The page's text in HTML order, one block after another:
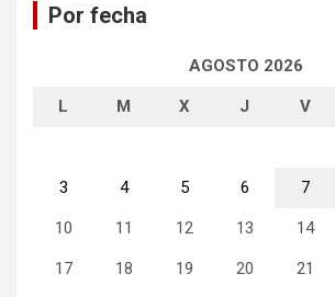
Por fecha
AGOSTO 2026
L M X J V
3 4 5 6 7
10 11 12 13 14
17 18 19 20 21